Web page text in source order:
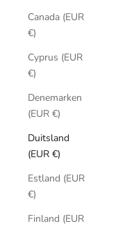
Canada (EUR
€)
Cyprus (EUR
€)
Denemarken
(EUR €)
Duitsland
(EUR €)
Estland (EUR
€)
Finland (EUR